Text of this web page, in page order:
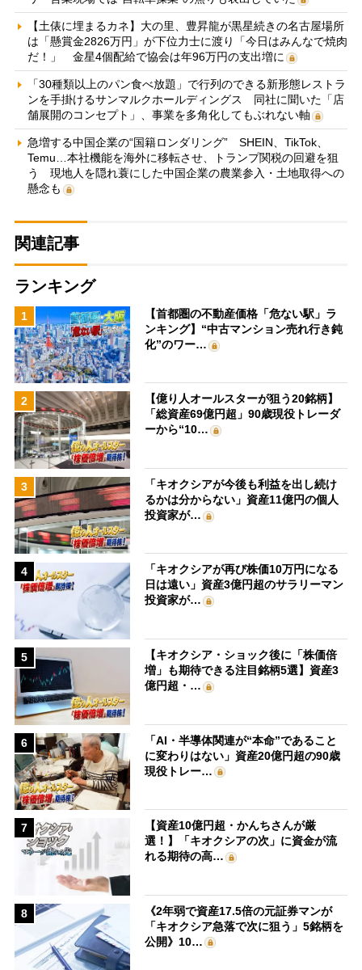
【土俵に埋まるカネ】大の里、豊昇龍が黒星続きの名古屋場所
は「懸賞金2826万円」が下位力士に渡り「今日はみんなで焼肉
だ！」 金星4個配給で協会は年96万円の支出増に
「30種類以上のパン食べ放題」で行列のできる新形態レストラ
ンを手掛けるサンマルクホールディングス 同社に聞いた「店
舗展開のコンセプト」、事業を多角化してもぶれない軸
急増する中国企業の“国籍ロンダリング” SHEIN、TikTok、
Temu…本社機能を海外に移転させ、トランプ関税の回避を狙
う 現地人を隠れ蓑にした中国企業の農業参入・土地取得への
懸念も
関連記事
ランキング
1
【首都圏の不動産価格「危ない駅」ラ
ンキング】“中古マンション売れ行き鈍
化”のワー…
2
【億り人オールスターが狙う20銘柄】
「総資産69億円超」90歳現役トレーダ
ーから“10…
3
「キオクシアが今後も利益を出し続け
るかは分からない」資産11億円の個人
投資家が…
4
「キオクシアが再び株価10万円になる
日は遠い」資産3億円超のサラリーマン
投資家が…
5
【キオクシア・ショック後に「株価倍
増」も期待できる注目銘柄5選】資産3
億円超・…
6
「AI・半導体関連が“本命”であること
に変わりはない」資産20億円超の90歳
現役トレー…
7
【資産10億円超・かんちさんが厳
選！】「キオクシアの次」に資金が流
れる期待の高…
8
《2年弱で資産17.5倍の元証券マンが
「キオクシア急落で次に狙う」5銘柄を
公開》10…